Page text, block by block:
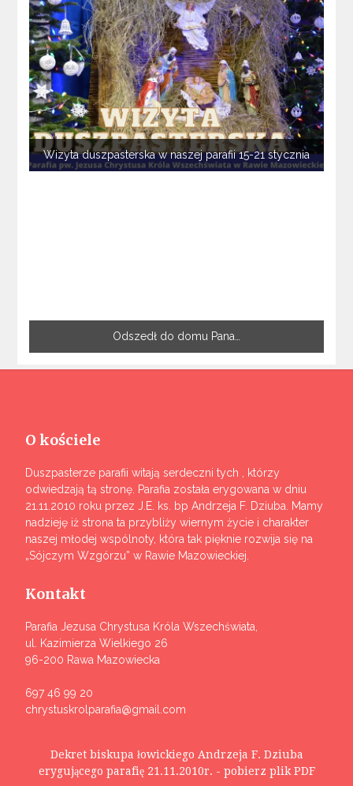
Wizyta duszpasterska w naszej parafii 15-21 stycznia
Odszedł do domu Pana…
O kościele
Duszpasterze parafii witają serdeczni tych , którzy
odwiedzają tą stronę. Parafia została erygowana w dniu
21.11.2010 roku przez J.E. ks. bp Andrzeja F. Dziuba. Mamy
nadzieję iż strona ta przybliży wiernym życie i charakter
naszej młodej wspólnoty, która tak pięknie rozwija się na
„Sójczym Wzgórzu” w Rawie Mazowieckiej.
Kontakt
Parafia Jezusa Chrystusa Króla Wszechświata,
ul. Kazimierza Wielkiego 26
96-200 Rawa Mazowiecka
697 46 99 20
chrystuskrolparafia@gmail.com
Dekret biskupa łowickiego Andrzeja F. Dziuba
erygującego parafię 21.11.2010r. - pobierz plik PDF